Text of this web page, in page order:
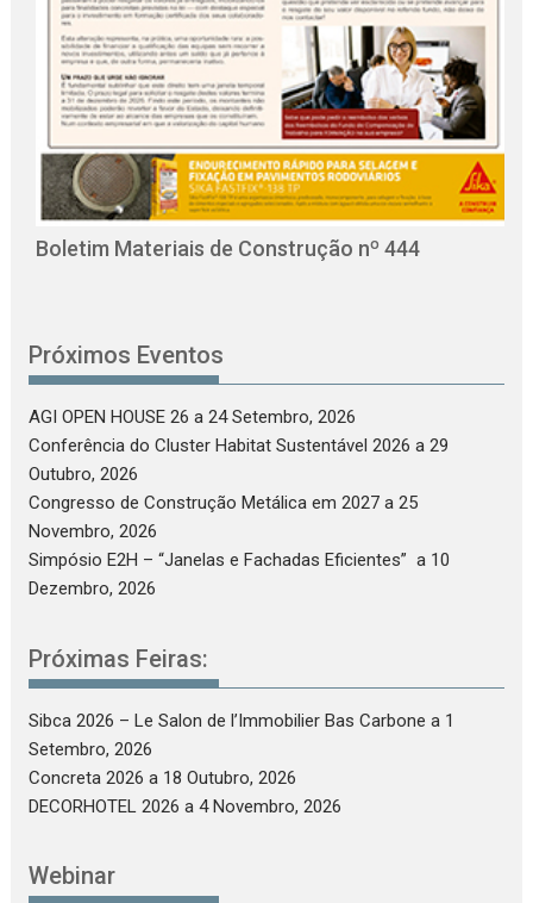
Boletim Materiais de Construção nº 444
Próximos Eventos
AGI OPEN HOUSE 26 a 24 Setembro, 2026
Conferência do Cluster Habitat Sustentável 2026 a 29
Outubro, 2026
Congresso de Construção Metálica em 2027 a 25
Novembro, 2026
Simpósio E2H – “Janelas e Fachadas Eficientes” a 10
Dezembro, 2026
Próximas Feiras:
Sibca 2026 – Le Salon de l’Immobilier Bas Carbone a 1
Setembro, 2026
Concreta 2026 a 18 Outubro, 2026
DECORHOTEL 2026 a 4 Novembro, 2026
Webinar